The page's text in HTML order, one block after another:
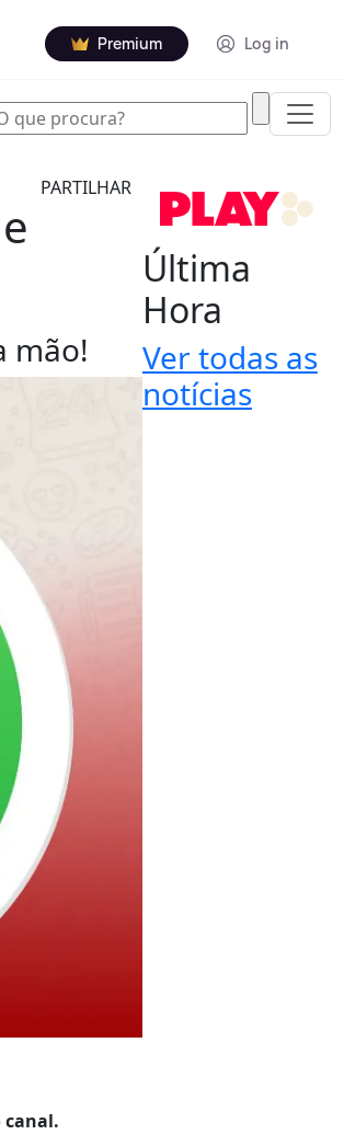
Premium Log in
PARTILHAR
mão!
canal.
Última
Hora
Ver todas as
notícias